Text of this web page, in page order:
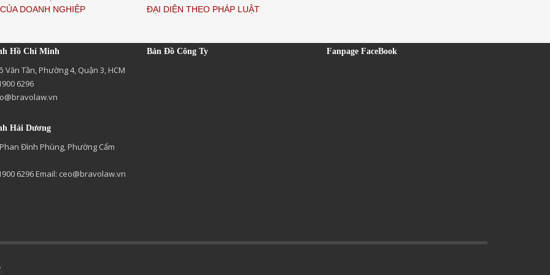
DOANH NGHIỆP
ĐẠI DIỆN THEO PHÁP LUẬT
Hồ Chí Minh
Văn Tần, Phường 4, Quận 3, HCM
6296
Hải Dương
Đình Phùng, Phường Cẩm
6296 Email: ceo@bravolaw.vn
Bản Đồ Công Ty Fanpage FaceBook
.